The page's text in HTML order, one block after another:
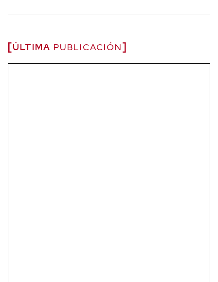
ÚLTIMA PUBLICACIÓN